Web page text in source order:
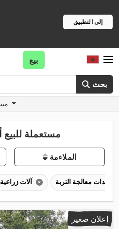
إلى التطبيق
بحث
بيع
مستعملة
الملاءمة
آلات زراعية
إعلان صغير